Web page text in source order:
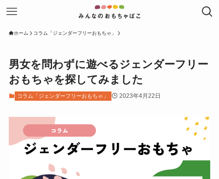
ホーム コラム「ジェンダーフリーおもちゃ」
男女を問わずに遊べるジェンダーフリー
おもちゃを探してみました
コラム「ジェンダーフリーおもちゃ」 2023年4月22日